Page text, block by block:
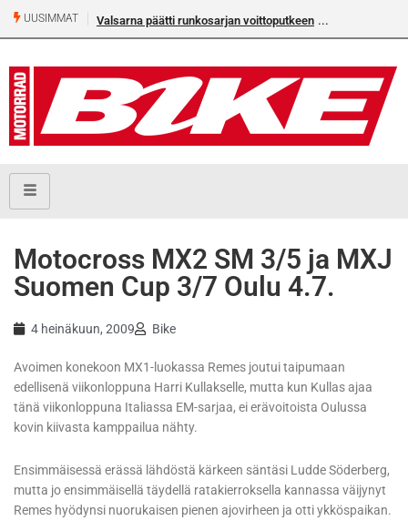
UUSIMMAT Valsarna päätti runkosarjan voittoputkeen
Motocross MX2 SM 3/5 ja MXJ
Suomen Cup 3/7 Oulu 4.7.
4 heinäkuun, 2009 Bike
Avoimen konekoon MX1-luokassa Remes joutui taipumaan
edellisenä viikonloppuna Harri Kullakselle, mutta kun Kullas ajaa
tänä viikonloppuna Italiassa EM-sarjaa, ei erävoitoista Oulussa
kovin kiivasta kamppailua nähty.
Ensimmäisessä erässä lähdöstä kärkeen säntäsi Ludde Söderberg,
mutta jo ensimmäisellä täydellä ratakierroksella kannassa väijynyt
Remes hyödynsi nuorukaisen pienen ajovirheen ja otti ykköspaikan.